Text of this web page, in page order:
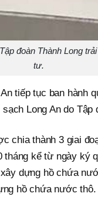
đoàn Thành Long
tư.
tiếp tục ban hành
Long An do Tập
chia thành 3 giai
kể từ ngày ký
dựng hồ chứa
hồ chứa nước thô.